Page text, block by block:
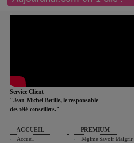
Service Client
"Jean-Michel Berille, le responsable
des télé-conseillers."
ACCUEIL
Accueil
PREMIUM
Régime Savoir Maigrir